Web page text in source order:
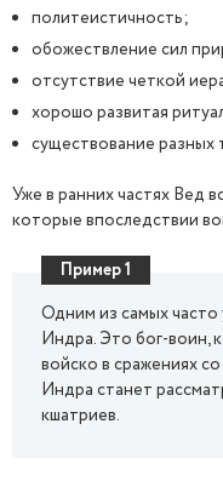
политеистичность;
обожествление сил
отсутствие четкой
хорошо развитая
существование разных
Уже в ранних частях Вед
которые впоследствии
Пример 1
Одним из самых часто
Индра. Это бог-воин,
войско в сражениях
Индра станет
кшатриев.